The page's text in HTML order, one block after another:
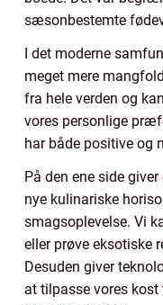
sæsonbestemte
I det moderne
meget mere
fra hele verden og
vores personlige
har både positive og
På den ene side
nye kulinariske
smagsoplevelse. Vi
eller prøve eksotiske
Desuden giver
at tilpasse vores